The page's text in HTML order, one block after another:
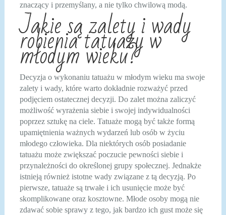
znaczący i przemyślany, a nie tylko chwilową modą.
Jakie są zalety i wady
robienia tatuaży w
młodym wieku?
Decyzja o wykonaniu tatuażu w młodym wieku ma swoje
zalety i wady, które warto dokładnie rozważyć przed
podjęciem ostatecznej decyzji. Do zalet można zaliczyć
możliwość wyrażenia siebie i swojej indywidualności
poprzez sztukę na ciele. Tatuaże mogą być także formą
upamiętnienia ważnych wydarzeń lub osób w życiu
młodego człowieka. Dla niektórych osób posiadanie
tatuażu może zwiększać poczucie pewności siebie i
przynależności do określonej grupy społecznej. Jednakże
istnieją również istotne wady związane z tą decyzją. Po
pierwsze, tatuaże są trwałe i ich usunięcie może być
skomplikowane oraz kosztowne. Młode osoby mogą nie
zdawać sobie sprawy z tego, jak bardzo ich gust może się